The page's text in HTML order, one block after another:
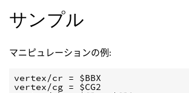
サンプル
マニピュレーションの例:
vertex/cr = $BBX
vertex/cg = $CG2